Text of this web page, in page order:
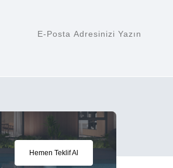
Hemen Teklif Al